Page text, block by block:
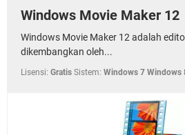
Windows Movie Maker 12
Windows Movie Maker 12 adalah
dikembangkan oleh...
Lisensi: Gratis Sistem: Windows 7 Windows